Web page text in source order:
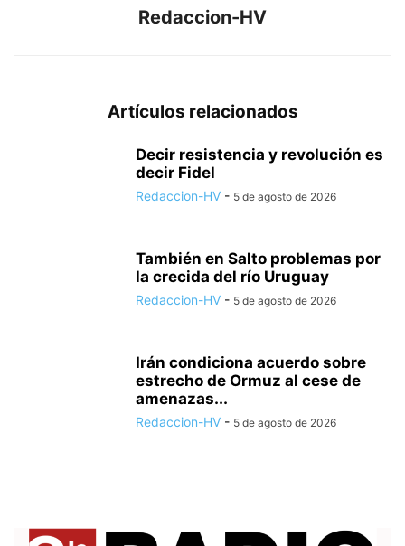
Redaccion-HV
Artículos relacionados
Decir resistencia y revolución es
decir Fidel
Redaccion-HV - 5 de agosto de 2026
También en Salto problemas por
la crecida del río Uruguay
Redaccion-HV - 5 de agosto de 2026
Irán condiciona acuerdo sobre
estrecho de Ormuz al cese de
amenazas...
Redaccion-HV - 5 de agosto de 2026